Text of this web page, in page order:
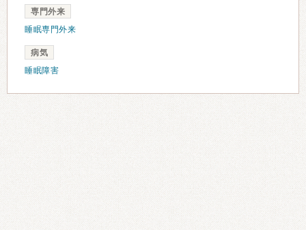
専門外来
睡眠専門外来
病気
睡眠障害